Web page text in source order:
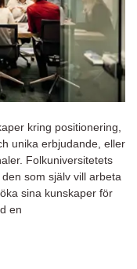
kring positionering,
unika erbjudande, eller
Folkuniversitetets
som själv vill arbeta
sina kunskaper för
en